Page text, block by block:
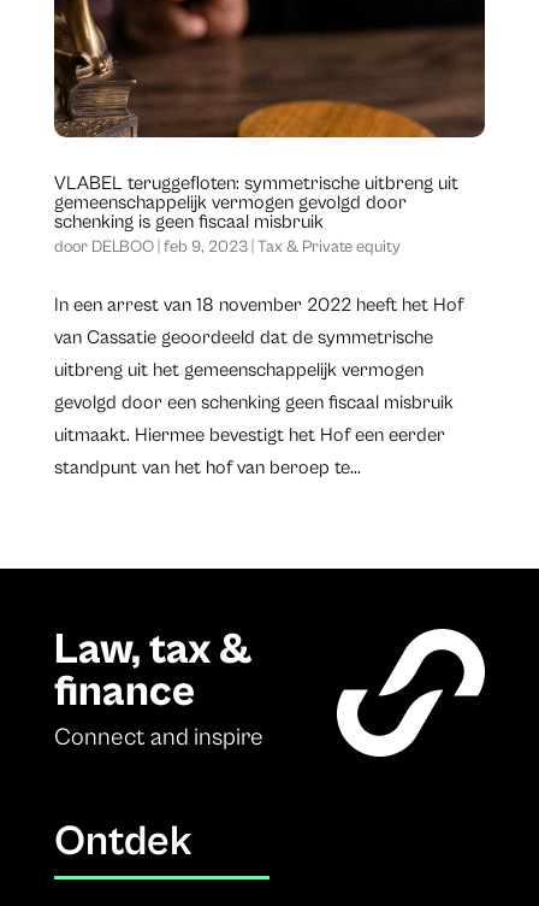
VLABEL teruggefloten: symmetrische uitbreng uit
gemeenschappelijk vermogen gevolgd door
schenking is geen fiscaal misbruik
door DELBOO| feb 9, 2023| Tax & Private equity
In een arrest van 18 november 2022 heeft het Hof
van Cassatie geoordeeld dat de symmetrische
uitbreng uit het gemeenschappelijk vermogen
gevolgd door een schenking geen fiscaal misbruik
uitmaakt. Hiermee bevestigt het Hof een eerder
standpunt van het hof van beroep te...
Law, tax &
finance
Connect and inspire
Ontdek